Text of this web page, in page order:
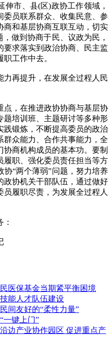
市、县(区)政协工作领域，
委员联系群众、收集民意、参
商和基层协商互联互动，切实
做到协商于民、议政为民，
要求落实到政治协商、民主监
工作中去。
再提升，在发展全过程人民
，在推进政协协商与基层协
题培训班、主题研讨等多种形
践锻炼，不断提高委员的政治
众能力、合作共事能力，全
商机构成员的基本功。要制
履职、强化委员责任担当等方
“两个薄弱”问题，努力培养
政协机关干部队伍，通过做好
履职尽责，为发展全过程人
医保基金当期紧平衡困境
能人才队伍建设
间友好的“柔性力量”
一键上门”
边产业协作园区 促进重点产